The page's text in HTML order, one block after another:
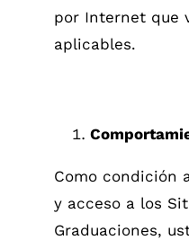
por Internet que
aplicables.
Como condición
y acceso a los
Graduaciones,